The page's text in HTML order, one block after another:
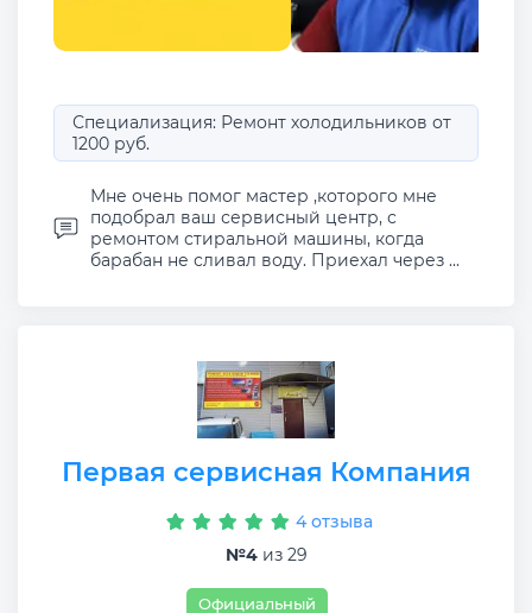
Специализация: Ремонт холодильников от
1200 руб.
Мне очень помог мастер ,которого мне
подобрал ваш сервисный центр, с
ремонтом стиральной машины, когда
барабан не сливал воду. Приехал через ...
Первая сервисная Компания
4 отзыва
№4из 29
Официальный